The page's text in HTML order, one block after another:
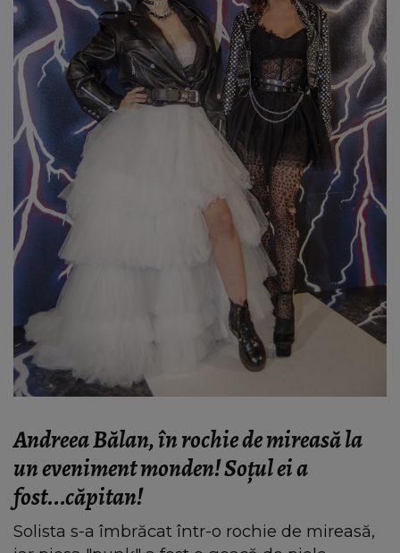
Andreea Bălan, în rochie de mireasă la
un eveniment monden! Soţul ei a
fost...căpitan!
Solista s-a îmbrăcat într-o rochie de mireasă,